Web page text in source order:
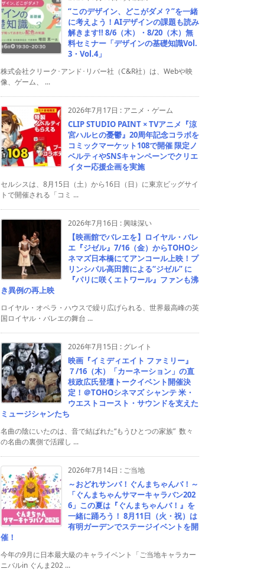
“このデザイン、どこがダメ？”を一緒
に考えよう！AIデザインの課題も読み
解きます!! 8/6（木）・8/20（木）無
料セミナー「デザインの基礎知識Vol.
3・Vol.4」
株式会社クリーク･アンド･リバー社（C&R社）は、Webや映
像、ゲーム、 ...
2026年7月17日 : アニメ・ゲーム
CLIP STUDIO PAINT × TVアニメ『涼
宮ハルヒの憂鬱』20周年記念コラボを
コミックマーケット108で開催 限定ノ
ベルティやSNSキャンペーンでクリエ
イター応援企画を実施
セルシスは、8月15日（土）から16日（日）に東京ビッグサイ
トで開催される「コミ ...
2026年7月16日 :興味深い
【映画館でバレエを】ロイヤル・バレ
エ『ジゼル』7/16（金）からTOHOシ
ネマズ日本橋にてアンコール上映！プ
リンシパル高田茜による“ジゼル” に
『パリに咲くエトワール』ファンも沸
き異例の再上映
ロイヤル・オペラ・ハウスで繰り広げられる、世界最高峰の英
国ロイヤル・バレエの舞台 ...
2026年7月15日 : グレイト
映画『イミディエイト ファミリー』
７/16（木）「カーネーション」の直
枝政広氏登壇トークイベント開催決
定！＠TOHOシネマズ シャンテ 米・
ウエストコースト・サウンドを支えた
ミュージシャンたち
名曲の陰にいたのは、音で結ばれた“もうひとつの家族” 数々
の名曲の裏側で活躍し ...
2026年7月14日 : ご当地
～おどれサンバ！ぐんまちゃんバ！～
「ぐんまちゃんサマーキャラバン202
6」この夏は『ぐんまちゃんバ！』を
一緒に踊ろう！ 8月11日（火・祝）は
有明ガーデンでステージイベントを開
催！
今年の9月に日本最大級のキャライベント「ご当地キャラカー
ニバルin ぐんま202 ...